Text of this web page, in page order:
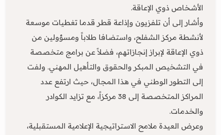
الأشخاص ذوي الإعاقة.
وأشار إلى أن تلفزيون وإذاعة قطر قدما تغطيات موسعة
لأنشطة مركز الشفلح، واستضافا طلاباً ومسؤولين من
ذوي الإعاقة لإبراز إنجازاتهم، فضلاً عن برامج متخصصة
في التشخيص المبكر والحقوق والتأهيل المهني. ولفت
إلى التطور الوطني في هذا المجال، حيث ارتفع عدد
المراكز المتخصصة إلى 38 مركزاً، مع تزايد الكوادر
والخدمات.
وعرض العيدة ملامح الاستراتيجية الإعلامية المستقبلية،